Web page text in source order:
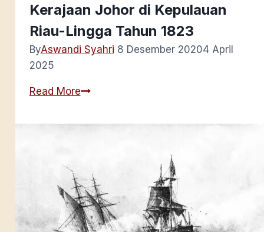
Kerajaan Johor di Kepulauan
Riau-Lingga Tahun 1823
ByAswandi Syahri 8 Desember 20204 April
2025
Read MoreOrang
dan
Johor
di
Kepulauan